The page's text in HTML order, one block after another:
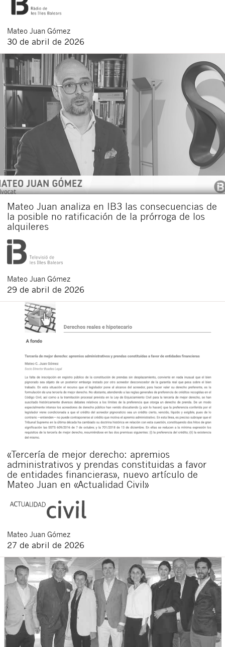
Mateo Juan Gómez
30 de abril de 2026
Mateo Juan analiza en IB3 las consecuencias de
la posible no ratificación de la prórroga de los
alquileres
Mateo Juan Gómez
29 de abril de 2026
«Tercería de mejor derecho: apremios
administrativos y prendas constituidas a favor
de entidades financieras», nuevo artículo de
Mateo Juan en «Actualidad Civil»
Mateo Juan Gómez
27 de abril de 2026